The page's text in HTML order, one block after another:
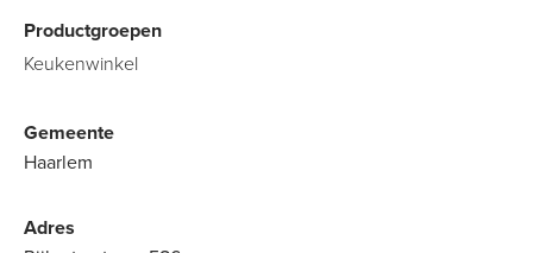
Productgroepen
Keukenwinkel
Gemeente
Haarlem
Adres